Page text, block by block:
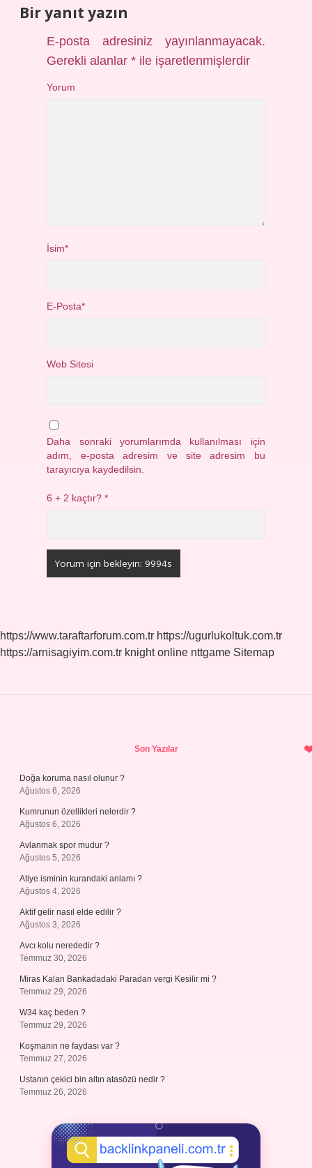
Bir yanıt yazın
E-posta adresiniz yayınlanmayacak.
Gerekli alanlar* ile işaretlenmişlerdir
Yorum
İsim*
E-Posta*
Web Sitesi
Daha sonraki yorumlarımda kullanılması için
adım, e-posta adresim ve site adresim bu
tarayıcıya kaydedilsin.
6 + 2 kaçtır?*
https://www.taraftarforum.com.tr https://ugurlukoltuk.com.tr
https://arnisagiyim.com.tr knight online nttgame Sitemap
Son Yazılar
Doğa koruma nasıl olunur ?
Ağustos 6, 2026
Kumrunun özellikleri nelerdir ?
Ağustos 6, 2026
Avlanmak spor mudur ?
Ağustos 5, 2026
Atiye isminin kurandaki anlamı ?
Ağustos 4, 2026
Aktif gelir nasıl elde edilir ?
Ağustos 3, 2026
Avcı kolu nerededir ?
Temmuz 30, 2026
Miras Kalan Bankadadaki Paradan vergi Kesilir mi ?
Temmuz 29, 2026
W34 kaç beden ?
Temmuz 29, 2026
Koşmanın ne faydası var ?
Temmuz 27, 2026
Ustanın çekici bin altın atasözü nedir ?
Temmuz 26, 2026